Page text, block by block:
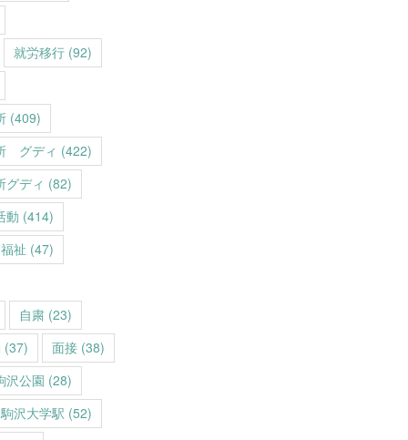
就労移行 (92)
(409)
グディ (422)
グディ (82)
動 (414)
福祉 (47)
自粛 (23)
(37) 面接 (38)
沢公園 (28)
駒沢大学駅 (52)